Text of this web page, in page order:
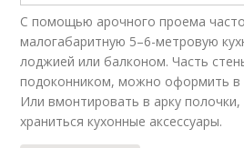
С помощью арочного проема
малогабаритную 5–6-метровую
лоджией или балконом. Часть
подоконником, можно оформить в
Или вмонтировать в арку полочки,
храниться кухонные аксессуары.